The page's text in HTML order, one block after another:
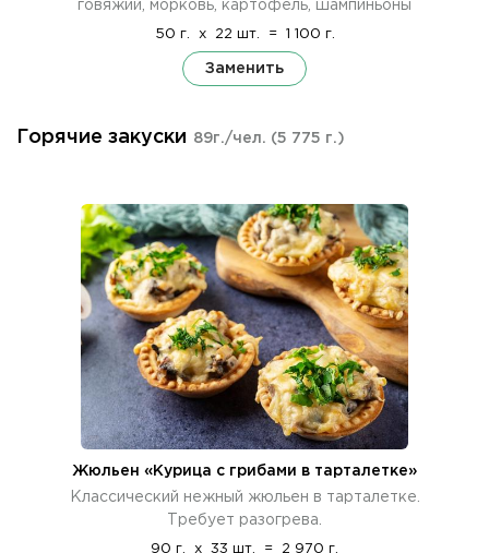
говяжий, морковь, картофель, шампиньоны
50 г. x 22 шт. = 1 100 г.
Заменить
Горячие закуски 89г./чел. (5 775 г.)
Жюльен «Курица с грибами в тарталетке»
Классический нежный жюльен в тарталетке.
Требует разогрева.
90 г. x 33 шт. = 2 970 г.